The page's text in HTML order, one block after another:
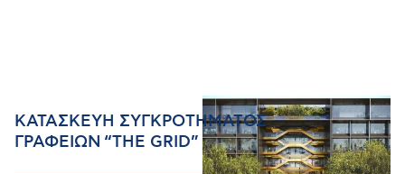
ΚΑΤΑΣΚΕΥΗ ΣΥΓΚΡΟΤΗΜΑΤΟΣ
ΓΡΑΦΕΙΩΝ “THE GRID”